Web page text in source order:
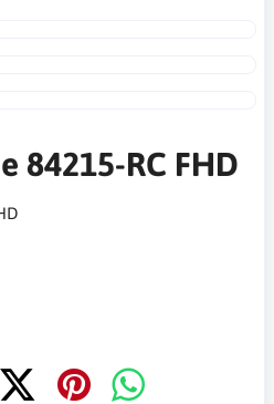
84215-RC FHD